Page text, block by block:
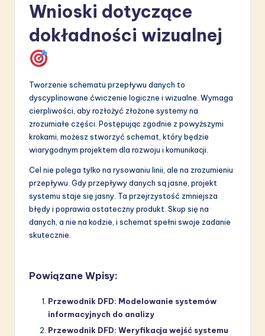
Wnioski dotyczące
dokładności wizualnej
Tworzenie schematu przepływu danych to
dyscyplinowane ćwiczenie logiczne i wizualne. Wymaga
cierpliwości, aby rozłożyć złożone systemy na
zrozumiałe części. Postępując zgodnie z powyższymi
krokami, możesz stworzyć schemat, który będzie
wiarygodnym projektem dla rozwoju i komunikacji.
Cel nie polega tylko na rysowaniu linii, ale na zrozumieniu
przepływu. Gdy przepływy danych są jasne, projekt
systemu staje się jasny. Ta przejrzystość zmniejsza
błędy i poprawia ostateczny produkt. Skup się na
danych, a nie na kodzie, i schemat spełni swoje zadanie
skutecznie.
Powiązane Wpisy:
Przewodnik DFD: Modelowanie systemów
informacyjnych do analizy
Przewodnik DFD: Weryfikacja wejść systemu